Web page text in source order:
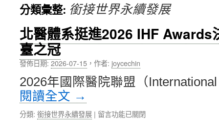
要
內
容
分類彙整: 銜接世界永續發展
北醫體系挺進2026 IHF Awards
臺之冠
發佈日期:2026-07-15 ， 作者: joycechin
2026年國際醫院聯盟（
閱讀全文 →
分類: 銜接世界永續發展 | 在
留言功能已關閉